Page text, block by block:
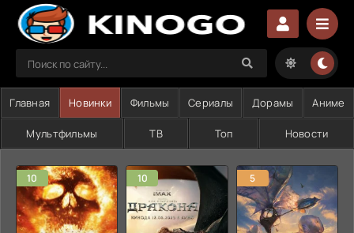
Главная Новинки Фильмы Сериалы Дорамы Аниме
Мультфильмы ТВ Топ Новости
10 10 5